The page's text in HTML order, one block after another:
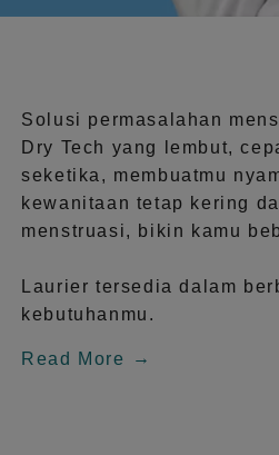
Solusi permasalahan
Dry Tech yang lembut,
seketika, membuatmu
kewanitaan tetap kering
menstruasi, bikin kamu
Laurier tersedia dalam
kebutuhanmu.
Read More